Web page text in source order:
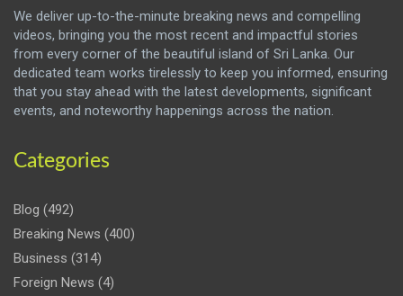
We deliver up-to-the-minute breaking news and compelling
videos, bringing you the most recent and impactful stories
from every corner of the beautiful island of Sri Lanka. Our
dedicated team works tirelessly to keep you informed, ensuring
that you stay ahead with the latest developments, significant
events, and noteworthy happenings across the nation.
Categories
Blog (492)
Breaking News (400)
Business (314)
Foreign News (4)